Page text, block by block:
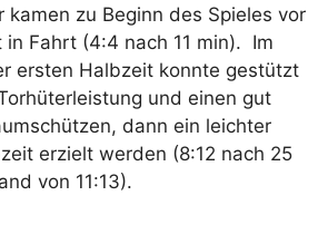
kamen zu Beginn des Spieles vor
Fahrt (4:4 nach 11 min). Im
ersten Halbzeit konnte gestützt
und einen gut
dann ein leichter
erzielt werden (8:12 nach 25
von 11:13).